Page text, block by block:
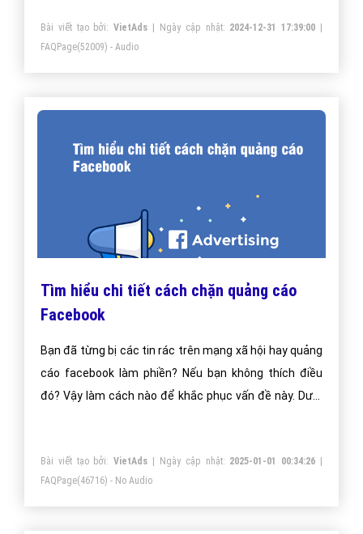
Bài viết tạo bởi:VietAds | Ngày cập nhật: 2024-12-31 17:39:00
FAQPage(52009) - Audio
Tìm hiểu chi tiết cách chặn quảng cáo
Facebook
Bạn đã từng bị các tin rác trên mạng xã hội hay quảng
cáo facebook làm phiền? Nếu bạn không thích điều
đó? Vậy làm cách nào để khắc phục vấn đề này. Dưới
facebook như mong muốn
Bài viết tạo bởi:VietAds | Ngày cập nhật: 2025-01-01 00:34:26
FAQPage(46716) - No Audio